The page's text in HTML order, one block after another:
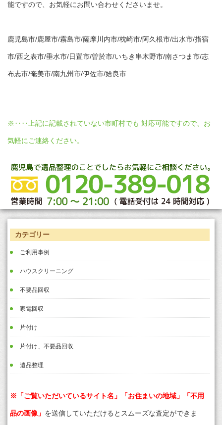
能ですので、お気軽にお問い合わせくださいませ。
鹿児島市/鹿屋市/霧島市/薩摩川内市/枕崎市/阿久根市/出水市/指宿
市/西之表市/垂水市/日置市/曽於市/いちき串木野市/南さつま市/志
布志市/奄美市/南九州市/伊佐市/姶良市
※‥‥上記に記載されていない市町村でも 対応可能ですので、お
気軽にご連絡ください。
カテゴリー
ご利用事例
ハウスクリーニング
不要品回収
家電回収
片付け
片付け、不要品回収
遺品整理
※「ご覧いただいているサイト名」「お住まいの地域」「不用
品の画像」 を送信していただけるとスムーズな査定ができま